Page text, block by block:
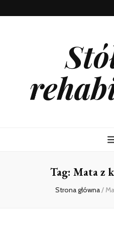
Tag: Mata z
Strona główna/